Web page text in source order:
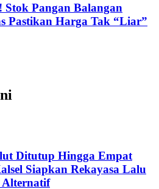
Stok Pangan Balangan
Pastikan Harga Tak “Liar”
Ditutup Hingga Empat
Siapkan Rekayasa Lalu